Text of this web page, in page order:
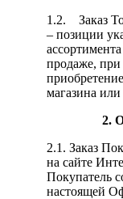
1.2. Заказ
– позиции
продаже, при
магазина или
2.
2.1. Заказ
на сайте
Покупатель
настоящей